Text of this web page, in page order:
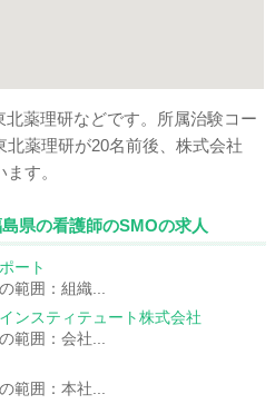
薬理研などです。所属治験コー
薬理研が20名前後、株式会社
す。
県の看護師のSMOの求人
ート
範囲：組織...
ンスティテュート株式会社
範囲：会社...
範囲：本社...